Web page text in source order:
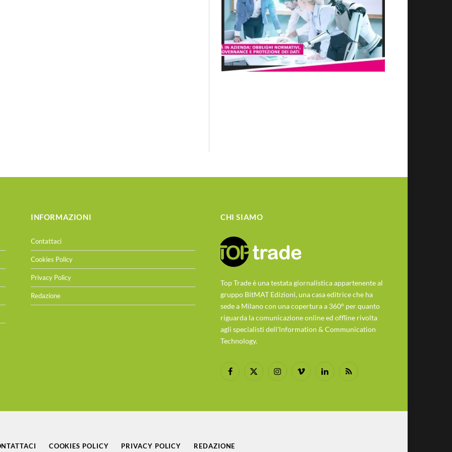
INFORMAZIONI
Contattaci
Cookies Policy
Privacy Policy
Redazione
CHI SIAMO
Top Trade è una testata giornalistica appartenente al
gruppo BitMAT Edizioni, una casa editrice che ha
sede a Milano con una copertura a 360° per quanto
riguarda la comunicazione online ed offline rivolta
agli specialisti dell'lnformation & Communication
Technology.
Facebook
X
InstagramVimeo LinkedInRSS
COOKIES POLICY PRIVACY POLICY REDAZIONE